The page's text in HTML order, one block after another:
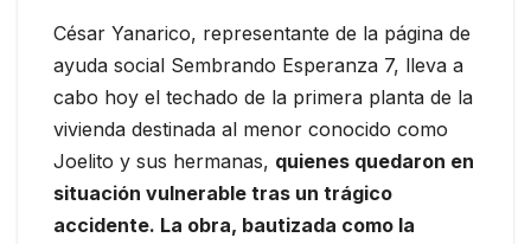
César Yanarico, representante de la página de
ayuda social Sembrando Esperanza 7, lleva a
cabo hoy el techado de la primera planta de la
vivienda destinada al menor conocido como
Joelito y sus hermanas, quienes quedaron en
situación vulnerable tras un trágico
accidente. La obra, bautizada como la